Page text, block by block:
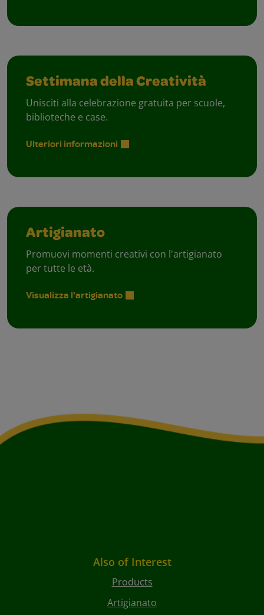
Settimana della Creatività
Unisciti alla celebrazione gratuita per scuole,
biblioteche e case.
Ulteriori informazioni
Artigianato
Promuovi momenti creativi con l'artigianato
per tutte le età.
Visualizza l'artigianato
Also of Interest
Products
Artigianato